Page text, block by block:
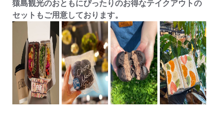
猿島観光のおともにぴったりのお得なテイクアウトの
セットもご用意しております。